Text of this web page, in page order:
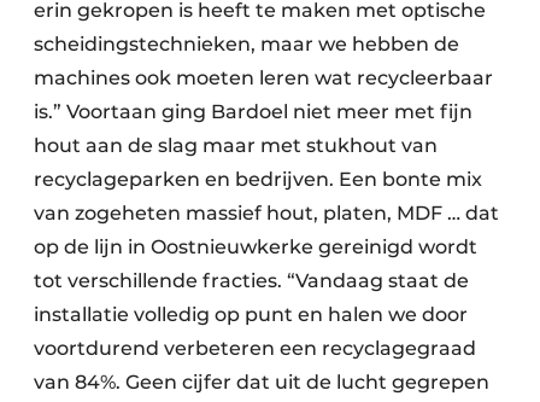
erin gekropen is heeft te maken met optische
scheidingstechnieken, maar we hebben de
machines ook moeten leren wat recycleerbaar
is.” Voortaan ging Bardoel niet meer met fijn
hout aan de slag maar met stukhout van
recyclageparken en bedrijven. Een bonte mix
van zogeheten massief hout, platen, MDF … dat
op de lijn in Oostnieuwkerke gereinigd wordt
tot verschillende fracties. “Vandaag staat de
installatie volledig op punt en halen we door
voortdurend verbeteren een recyclagegraad
van 84%. Geen cijfer dat uit de lucht gegrepen